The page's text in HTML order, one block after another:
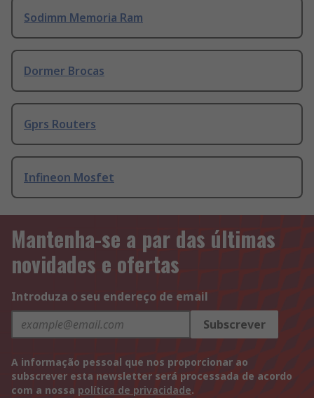
Sodimm Memoria Ram
Dormer Brocas
Gprs Routers
Infineon Mosfet
Mantenha-se a par das últimas
novidades e ofertas
Introduza o seu endereço de email
Subscrever
A informação pessoal que nos proporcionar ao
subscrever esta newsletter será processada de acordo
com a nossa política de privacidade.